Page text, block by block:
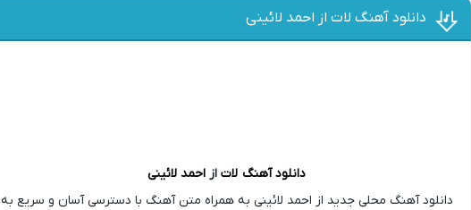
دانلود آهنگ لات از احمد لائینی
دانلود آهنگ لات از احمد لائینی
دانلود آهنگ محلی جدید از احمد لائینی به همراه متن آهنگ با دسترسی آسان و سریع به